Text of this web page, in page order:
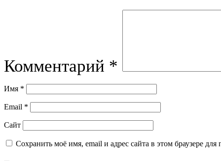
Комментарий *
Имя *
Email *
Сайт
Сохранить моё имя, email и адрес сайта в этом браузере